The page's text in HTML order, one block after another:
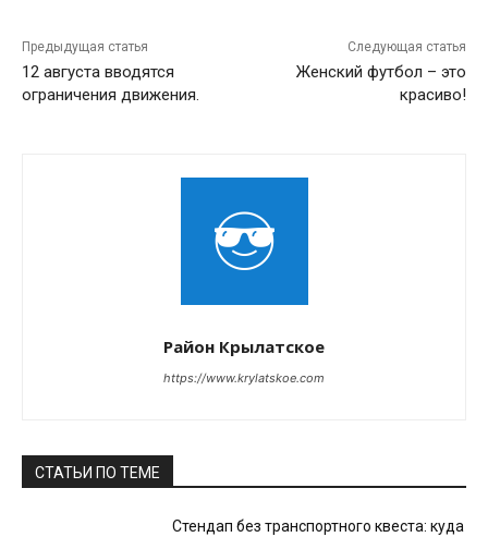
Предыдущая статья
12 августа вводятся
ограничения движения.
Следующая статья
Женский футбол – это
красиво!
Район Крылатское
https://www.krylatskoe.com
СТАТЬИ ПО ТЕМЕ
Стендап без транспортного квеста: куда